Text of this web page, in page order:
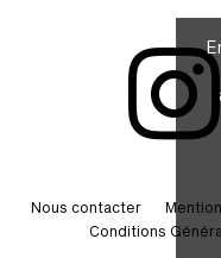
Nous contacter
Conditions